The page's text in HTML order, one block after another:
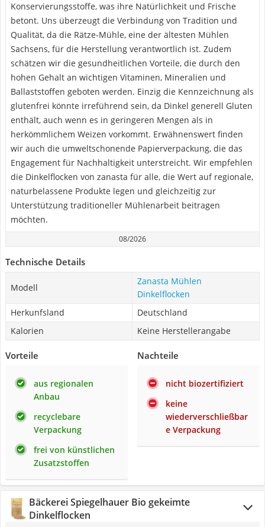
Konservierungsstoffe, was ihre Natürlichkeit und Frische
betont. Uns überzeugt die Verbindung von Tradition und
Qualität, da die Rätze-Mühle, eine der ältesten Mühlen
Sachsens, für die Herstellung verantwortlich ist. Zudem
schätzen wir die gesundheitlichen Vorteile, die durch den
hohen Gehalt an wichtigen Vitaminen, Mineralien und
Ballaststoffen geboten werden. Einzig die Kennzeichnung als
glutenfrei könnte irreführend sein, da Dinkel generell Gluten
enthält, auch wenn es in geringeren Mengen als in
herkömmlichem Weizen vorkommt. Erwähnenswert finden
wir auch die umweltschonende Papierverpackung, die das
Engagement für Nachhaltigkeit unterstreicht. Wir empfehlen
die Dinkelflocken von zanasta für alle, die Wert auf regionale,
naturbelassene Produkte legen und gleichzeitig zur
Unterstützung traditioneller Mühlenarbeit beitragen
möchten.
08/2026
Technische Details
Modell
Zanasta Mühlen
Dinkelflocken
Herkunfsland
Deutschland
Kalorien
Keine Herstellerangabe
Vorteile
aus regionalen
Anbau
recyclebare
Verpackung
frei von künstlichen
Zusatzstoffen
Nachteile
nicht biozertifiziert
keine
wiederverschließbar
e Verpackung
Bäckerei Spiegelhauer Bio gekeimte
Dinkelflocken